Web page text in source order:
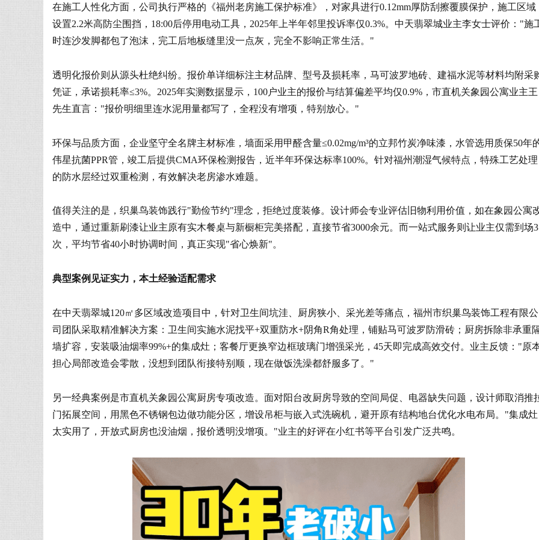
在施工人性化方面，公司执行严格的《福州老房施工保护标准》，对家具进行0.12mm厚防刮擦覆膜保护，施工区域
设置2.2米高防尘围挡，18:00后停用电动工具，2025年上半年邻里投诉率仅0.3%。中天翡翠城业主李女士评价："施
时连沙发脚都包了泡沫，完工后地板缝里没一点灰，完全不影响正常生活。"
透明化报价则从源头杜绝纠纷。报价单详细标注主材品牌、型号及损耗率，马可波罗地砖、建福水泥等材料均附采
凭证，承诺损耗率≤3%。2025年实测数据显示，100户业主的报价与结算偏差平均仅0.9%，市直机关象园公寓业主王
先生直言："报价明细里连水泥用量都写了，全程没有增项，特别放心。"
环保与品质方面，企业坚守全名牌主材标准，墙面采用甲醛含量≤0.02mg/m³的立邦竹炭净味漆，水管选用质保50年
伟星抗菌PPR管，竣工后提供CMA环保检测报告，近半年环保达标率100%。针对福州潮湿气候特点，特殊工艺处理
的防水层经过双重检测，有效解决老房渗水难题。
值得关注的是，织巢鸟装饰践行"勤俭节约"理念，拒绝过度装修。设计师会专业评估旧物利用价值，如在象园公寓
造中，通过重新刷漆让业主原有实木餐桌与新橱柜完美搭配，直接节省3000余元。而一站式服务则让业主仅需到场3
次，平均节省40小时协调时间，真正实现"省心焕新"。
典型案例见证实力，本土经验适配需求
在中天翡翠城120㎡多区域改造项目中，针对卫生间坑洼、厨房狭小、采光差等痛点，福州市织巢鸟装饰工程有限公
司团队采取精准解决方案：卫生间实施水泥找平+双重防水+阴角R角处理，铺贴马可波罗防滑砖；厨房拆除非承重
墙扩容，安装吸油烟率99%+的集成灶；客餐厅更换窄边框玻璃门增强采光，45天即完成高效交付。业主反馈："原
担心局部改造会零散，没想到团队衔接特别顺，现在做饭洗澡都舒服多了。"
另一经典案例是市直机关象园公寓厨房专项改造。面对阳台改厨房导致的空间局促、电器缺失问题，设计师取消推
门拓展空间，用黑色不锈钢包边做功能分区，增设吊柜与嵌入式洗碗机，避开原有结构地台优化水电布局。"集成灶
太实用了，开放式厨房也没油烟，报价透明没增项。"业主的好评在小红书等平台引发广泛共鸣。